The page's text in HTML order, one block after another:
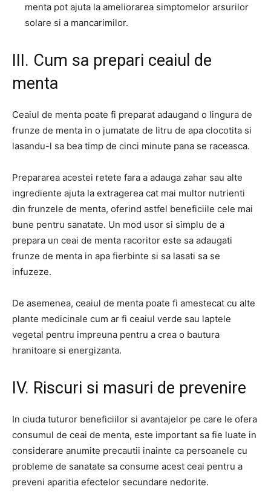
menta pot ajuta la ameliorarea simptomelor arsurilor
solare si a mancarimilor.
III. Cum sa prepari ceaiul de
menta
Ceaiul de menta poate fi preparat adaugand o lingura de
frunze de menta in o jumatate de litru de apa clocotita si
lasandu-l sa bea timp de cinci minute pana se raceasca.
Prepararea acestei retete fara a adauga zahar sau alte
ingrediente ajuta la extragerea cat mai multor nutrienti
din frunzele de menta, oferind astfel beneficiile cele mai
bune pentru sanatate. Un mod usor si simplu de a
prepara un ceai de menta racoritor este sa adaugati
frunze de menta in apa fierbinte si sa lasati sa se
infuzeze.
De asemenea, ceaiul de menta poate fi amestecat cu alte
plante medicinale cum ar fi ceaiul verde sau laptele
vegetal pentru impreuna pentru a crea o bautura
hranitoare si energizanta.
IV. Riscuri si masuri de prevenire
In ciuda tuturor beneficiilor si avantajelor pe care le ofera
consumul de ceai de menta, este important sa fie luate in
considerare anumite precautii inainte ca persoanele cu
probleme de sanatate sa consume acest ceai pentru a
preveni aparitia efectelor secundare nedorite.